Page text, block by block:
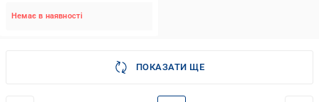
Немає в наявності
ПОКАЗАТИ ЩЕ